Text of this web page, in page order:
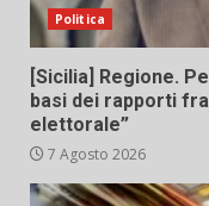
Politica
[Sicilia] Regione.
basi dei rapporti
elettorale”
7 Agosto 2026